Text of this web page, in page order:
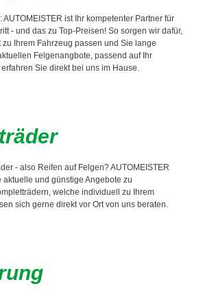
AUTOMEISTER ist Ihr kompetenter Partner für
- und das zu Top-Preisen! So sorgen wir dafür,
Ihrem Fahrzeug passen und Sie lange
Felgenangbote, passend auf Ihr
Sie direkt bei uns im Hause.
- also Reifen auf Felgen? AUTOMEISTER
aktuelle und günstige Angebote zu
welche individuell zu Ihrem
sich gerne direkt vor Ort von uns beraten.